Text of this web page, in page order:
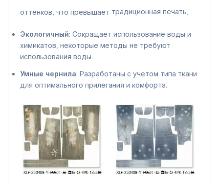
оттенков, что превышает традиционная печать.
Экологичный: Сокращает использование воды и
химикатов, некоторые методы не требуют
использования воды.
Умные чернила: Разработаны с учетом типа ткани
для оптимального прилегания и комфорта.